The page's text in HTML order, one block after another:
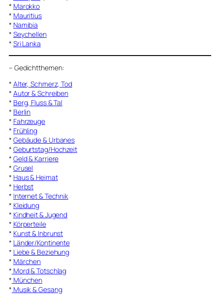
* Marokko
* Mauritius
* Namibia
* Seychellen
* Sri Lanka
– Gedichtthemen:
* Alter, Schmerz, Tod
* Autor & Schreiben
* Berg, Fluss & Tal
* Berlin
* Fahrzeuge
* Frühling
* Gebäude & Urbanes
* Geburtstag/Hochzeit
* Geld & Karriere
* Grusel
* Haus & Heimat
* Herbst
* Internet & Technik
* Kleidung
* Kindheit & Jugend
* Körperteile
* Kunst & Inbrunst
* Länder/Kontinente
* Liebe & Beziehung
* Märchen
* Mord & Totschlag
* München
* Musik & Gesang